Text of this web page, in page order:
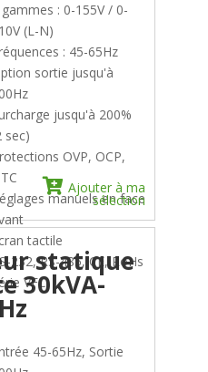
: 0-155V / 0-
(L-N)
: 45-65Hz
sortie jusqu'à
jusqu'à 200%
sec)
OVP, OCP,
manuels en face
tactile
232, RS-485, CE, RoHs
VFC
Ajouter à ma
sélection
statique
30kVA-
45-65Hz, Sortie